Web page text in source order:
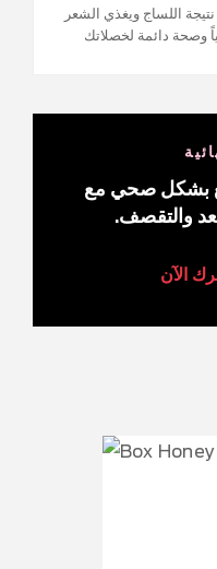
اللساج ويغذي الشعر
بشكل صحي مع
والتقصف.
الآن